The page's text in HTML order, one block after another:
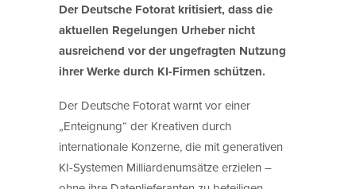
Der Deutsche Fotorat kritisiert, dass die
aktuellen Regelungen Urheber nicht
ausreichend vor der ungefragten Nutzung
ihrer Werke durch KI-Firmen schützen.
Der Deutsche Fotorat warnt vor einer
„Enteignung“ der Kreativen durch
internationale Konzerne, die mit generativen
KI-Systemen Milliardenumsätze erzielen –